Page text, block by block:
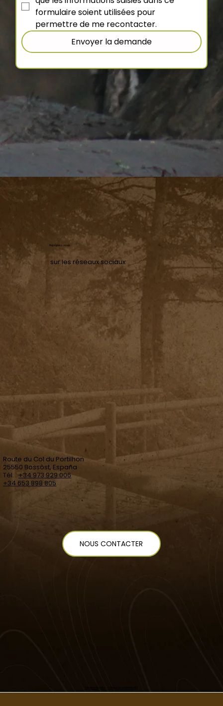
formulaire soient utilisées pour
permettre de me recontacter.
Envoyer la demande
Rejoignez-nous
sur les réseaux sociaux
Route du Col du Portilhon
25550 Bossòst, España
Tél. : +34 973 929 006
+34 653 898 805
NOUS CONTACTER